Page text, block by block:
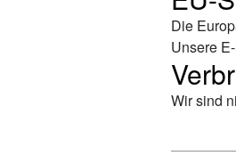
Die
Unsere
Wir sind